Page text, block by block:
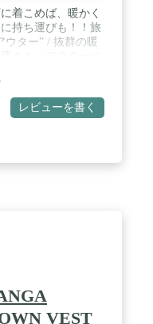
着こめば、暖かく
持ち運びも！！旅
ウター” / 抜群の暖
縫製で仕上げてい
に軽量なボディな
たダウンジャケッ
便利なパッカブル
持ち運びにも最適
レビューを書く
VEST